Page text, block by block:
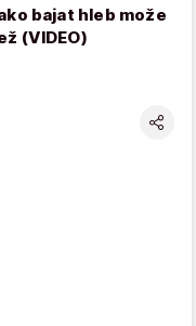
bajat hleb može
(VIDEO)